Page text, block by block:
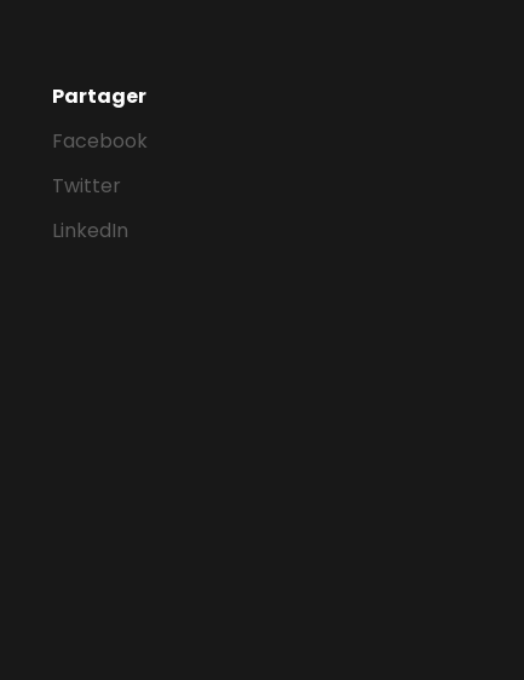
Partager
Facebook
Twitter
LinkedIn